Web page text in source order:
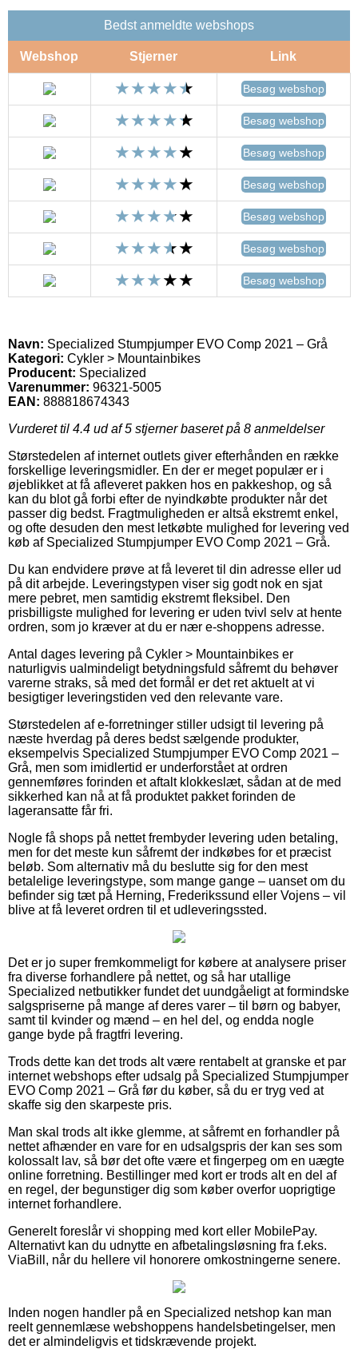
Bedst anmeldte webshops
Webshop Stjerner Link
Besøg webshop
Besøg webshop
Besøg webshop
Besøg webshop
Besøg webshop
Besøg webshop
Besøg webshop
Navn: Specialized Stumpjumper EVO Comp 2021 – Grå
Kategori: Cykler > Mountainbikes
Producent: Specialized
Varenummer: 96321-5005
EAN: 888818674343
Vurderet til 4.4 ud af 5 stjerner baseret på 8 anmeldelser
Størstedelen af internet outlets giver efterhånden en række
forskellige leveringsmidler. En der er meget populær er i
øjeblikket at få afleveret pakken hos en pakkeshop, og så
kan du blot gå forbi efter de nyindkøbte produkter når det
passer dig bedst. Fragtmuligheden er altså ekstremt enkel,
og ofte desuden den mest letkøbte mulighed for levering ved
køb af Specialized Stumpjumper EVO Comp 2021 – Grå.
Du kan endvidere prøve at få leveret til din adresse eller ud
på dit arbejde. Leveringstypen viser sig godt nok en sjat
mere pebret, men samtidig ekstremt fleksibel. Den
prisbilligste mulighed for levering er uden tvivl selv at hente
ordren, som jo kræver at du er nær e-shoppens adresse.
Antal dages levering på Cykler > Mountainbikes er
naturligvis ualmindeligt betydningsfuld såfremt du behøver
varerne straks, så med det formål er det ret aktuelt at vi
besigtiger leveringstiden ved den relevante vare.
Størstedelen af e-forretninger stiller udsigt til levering på
næste hverdag på deres bedst sælgende produkter,
eksempelvis Specialized Stumpjumper EVO Comp 2021 –
Grå, men som imidlertid er underforstået at ordren
gennemføres forinden et aftalt klokkeslæt, sådan at de med
sikkerhed kan nå at få produktet pakket forinden de
lageransatte får fri.
Nogle få shops på nettet frembyder levering uden betaling,
men for det meste kun såfremt der indkøbes for et præcist
beløb. Som alternativ må du beslutte sig for den mest
betalelige leveringstype, som mange gange – uanset om du
befinder sig tæt på Herning, Frederikssund eller Vojens – vil
blive at få leveret ordren til et udleveringssted.
Det er jo super fremkommeligt for købere at analysere priser
fra diverse forhandlere på nettet, og så har utallige
Specialized netbutikker fundet det uundgåeligt at formindske
salgspriserne på mange af deres varer – til børn og babyer,
samt til kvinder og mænd – en hel del, og endda nogle
gange byde på fragtfri levering.
Trods dette kan det trods alt være rentabelt at granske et par
internet webshops efter udsalg på Specialized Stumpjumper
EVO Comp 2021 – Grå før du køber, så du er tryg ved at
skaffe sig den skarpeste pris.
Man skal trods alt ikke glemme, at såfremt en forhandler på
nettet afhænder en vare for en udsalgspris der kan ses som
kolossalt lav, så bør det ofte være et fingerpeg om en uægte
online forretning. Bestillinger med kort er trods alt en del af
en regel, der begunstiger dig som køber overfor uoprigtige
internet forhandlere.
Generelt foreslår vi shopping med kort eller MobilePay.
Alternativt kan du udnytte en afbetalingsløsning fra f.eks.
ViaBill, når du hellere vil honorere omkostningerne senere.
Inden nogen handler på en Specialized netshop kan man
reelt gennemlæse webshoppens handelsbetingelser, men
det er almindeligvis et tidskrævende projekt.